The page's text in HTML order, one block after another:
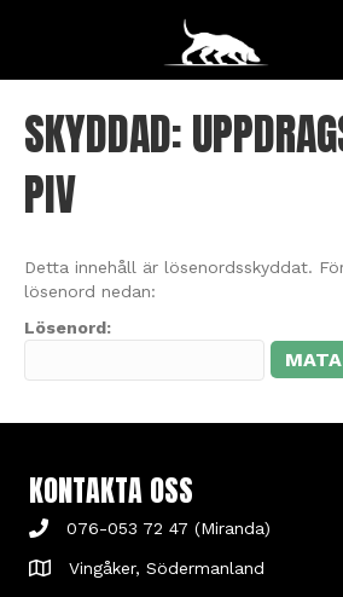
SKYDDAD:
PIV
Detta innehåll är lösenordsskyddat.
lösenord nedan:
Lösenord:
KONTAKTA OSS
076-053 72 47 (Miranda)
Vingåker, Södermanland